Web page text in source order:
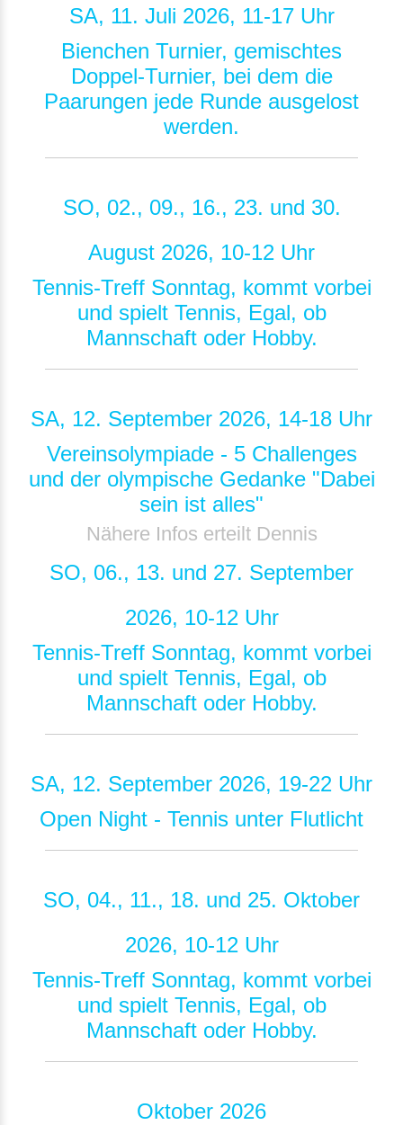
SA, 11. Juli 2026, 11-17 Uhr
Bienchen Turnier, gemischtes
Doppel-Turnier, bei dem die
Paarungen jede Runde ausgelost
werden.
SO, 02., 09., 16., 23. und 30.
August 2026, 10-12 Uhr
Tennis-Treff Sonntag, kommt vorbei
und spielt Tennis, Egal, ob
Mannschaft oder Hobby.
SA, 12. September 2026, 14-18 Uhr
Vereinsolympiade - 5 Challenges
und der olympische Gedanke "Dabei
sein ist alles"
Nähere Infos erteilt Dennis
SO, 06., 13. und 27. September
2026, 10-12 Uhr
Tennis-Treff Sonntag, kommt vorbei
und spielt Tennis, Egal, ob
Mannschaft oder Hobby.
SA, 12. September 2026, 19-22 Uhr
Open Night - Tennis unter Flutlicht
SO, 04., 11., 18. und 25. Oktober
2026, 10-12 Uhr
Tennis-Treff Sonntag, kommt vorbei
und spielt Tennis, Egal, ob
Mannschaft oder Hobby.
Oktober 2026